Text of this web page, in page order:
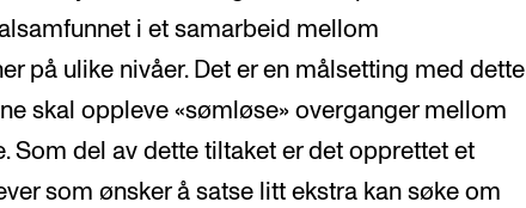
i et samarbeid mellom
på ulike nivåer. Det er en målsetting med dette
skal oppleve «sømløse» overganger mellom
Som del av dette tiltaket er det opprettet et
som ønsker å satse litt ekstra kan søke om